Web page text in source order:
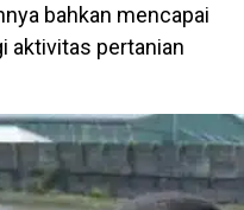
bahkan mencapai
aktivitas pertanian